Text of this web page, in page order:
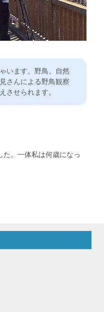
います。野鳥、自然
さんによる野鳥観察
させられます。
た。一体私は何歳になっ